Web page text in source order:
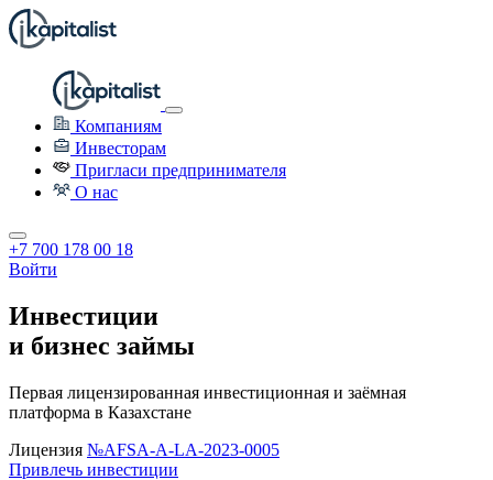
Компаниям
Инвесторам
Пригласи предпринимателя
О нас
+7 700 178 00 18
Войти
Инвестиции
и бизнес займы
Первая лицензированная инвестиционная и заёмная
платформа в Казахстане
Лицензия №AFSA-A-LA-2023-0005
Привлечь инвестиции